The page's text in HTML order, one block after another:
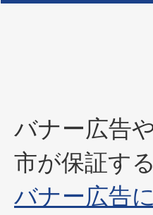
バナー広告
市が保証す
バナー広告